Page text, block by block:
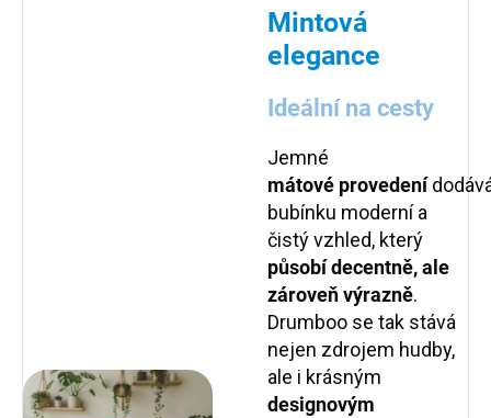
Mintová
elegance
Ideální na cesty
Jemné
mátové provedení
bubínku moderní a
čistý vzhled, který
působí decentně, ale
zároveň výrazně.
Drumboo se tak stává
nejen zdrojem hudby,
ale i krásným
designovým